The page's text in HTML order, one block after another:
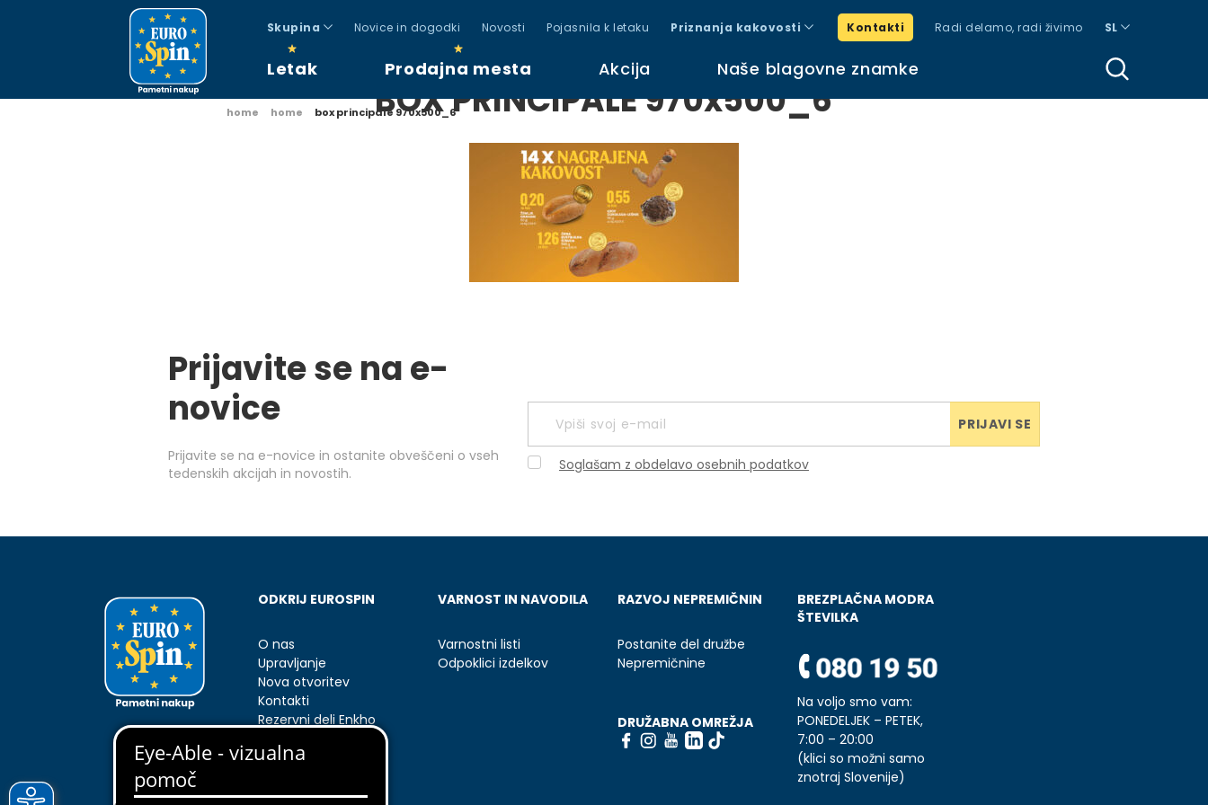
Skupina Novice in dogodki Novosti Pojasnila k letaku Priznanja kakovosti Kontakti Radi delamo, radi živimo SL
Letak Prodajna mesta Akcija Naše blagovne znamke
home home box principale 970x500_6
BOX PRINCIPALE 970x500_6
Prijavite se na e-
novice
Prijavite se na e-novice in ostanite obveščeni o vseh
tedenskih akcijah in novostih.
PRIJAVI SE
Soglašam z obdelavo osebnih podatkov
ODKRIJ EUROSPIN
O nas
Upravljanje
Nova otvoritev
Kontakti
Rezervni deli Enkho
VARNOST IN NAVODILA
Varnostni listi
Odpoklici izdelkov
RAZVOJ NEPREMIČNIN
Postanite del družbe
Nepremičnine
DRUŽABNA OMREŽJA
BREZPLAČNA MODRA
ŠTEVILKA
Na voljo smo vam:
PONEDELJEK – PETEK,
7:00 – 20:00
(klici so možni samo
znotraj Slovenije)